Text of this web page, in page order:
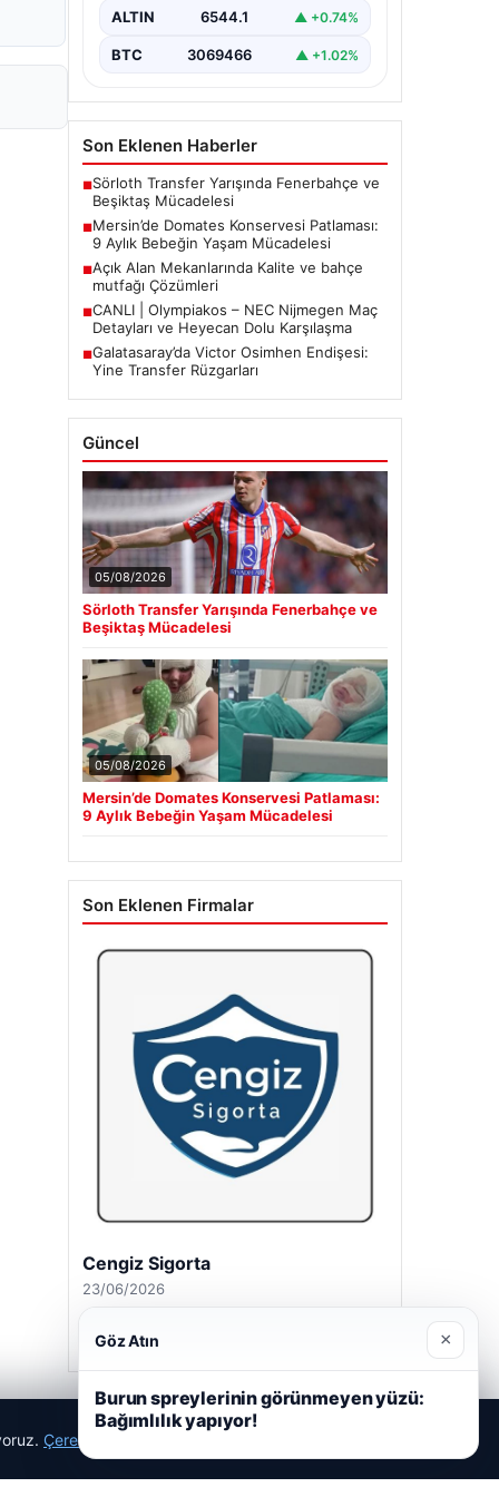
etkiledi. 19 Eylül 2023 tarihinde…
ALTIN 6544.1 ▲ +0.74%
BTC 3069466 ▲ +1.02%
Son Eklenen Haberler
■Sörloth Transfer Yarışında Fenerbahçe ve
Beşiktaş Mücadelesi
■Mersin’de Domates Konservesi Patlaması:
9 Aylık Bebeğin Yaşam Mücadelesi
■Açık Alan Mekanlarında Kalite ve bahçe
mutfağı Çözümleri
■CANLI | Olympiakos – NEC Nijmegen Maç
Detayları ve Heyecan Dolu Karşılaşma
■Galatasaray’da Victor Osimhen Endişesi:
Yine Transfer Rüzgarları
Güncel
05/08/2026
Sörloth Transfer Yarışında Fenerbahçe ve
Beşiktaş Mücadelesi
05/08/2026
Mersin’de Domates Konservesi Patlaması:
9 Aylık Bebeğin Yaşam Mücadelesi
Son Eklenen Firmalar
Cengiz Sigorta
23/06/2026
Çerez Politikamız
Göz Atın ×
Burun spreylerinin görünmeyen yüzü:
Bağımlılık yapıyor!